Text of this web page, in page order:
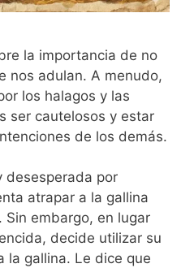
la importancia de no
nos adulan. A menudo,
los halagos y las
ser cautelosos y estar
de los demás.
desesperada por
atrapar a la gallina
Sin embargo, en lugar
decide utilizar su
la gallina. Le dice que